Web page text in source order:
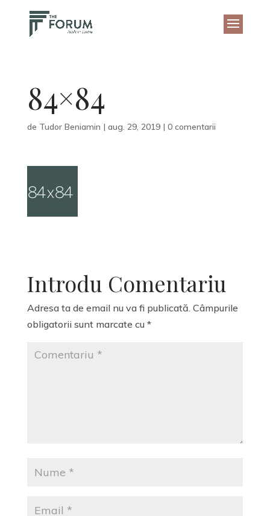
84×84
de Tudor Beniamin | aug. 29, 2019| 0 comentarii
Introdu Comentariu
Adresa ta de email nu va fi publicată. Câmpurile
obligatorii sunt marcate cu *